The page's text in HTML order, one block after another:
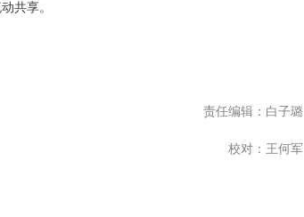
共享。
责任编辑：白子璐
校对：王何军